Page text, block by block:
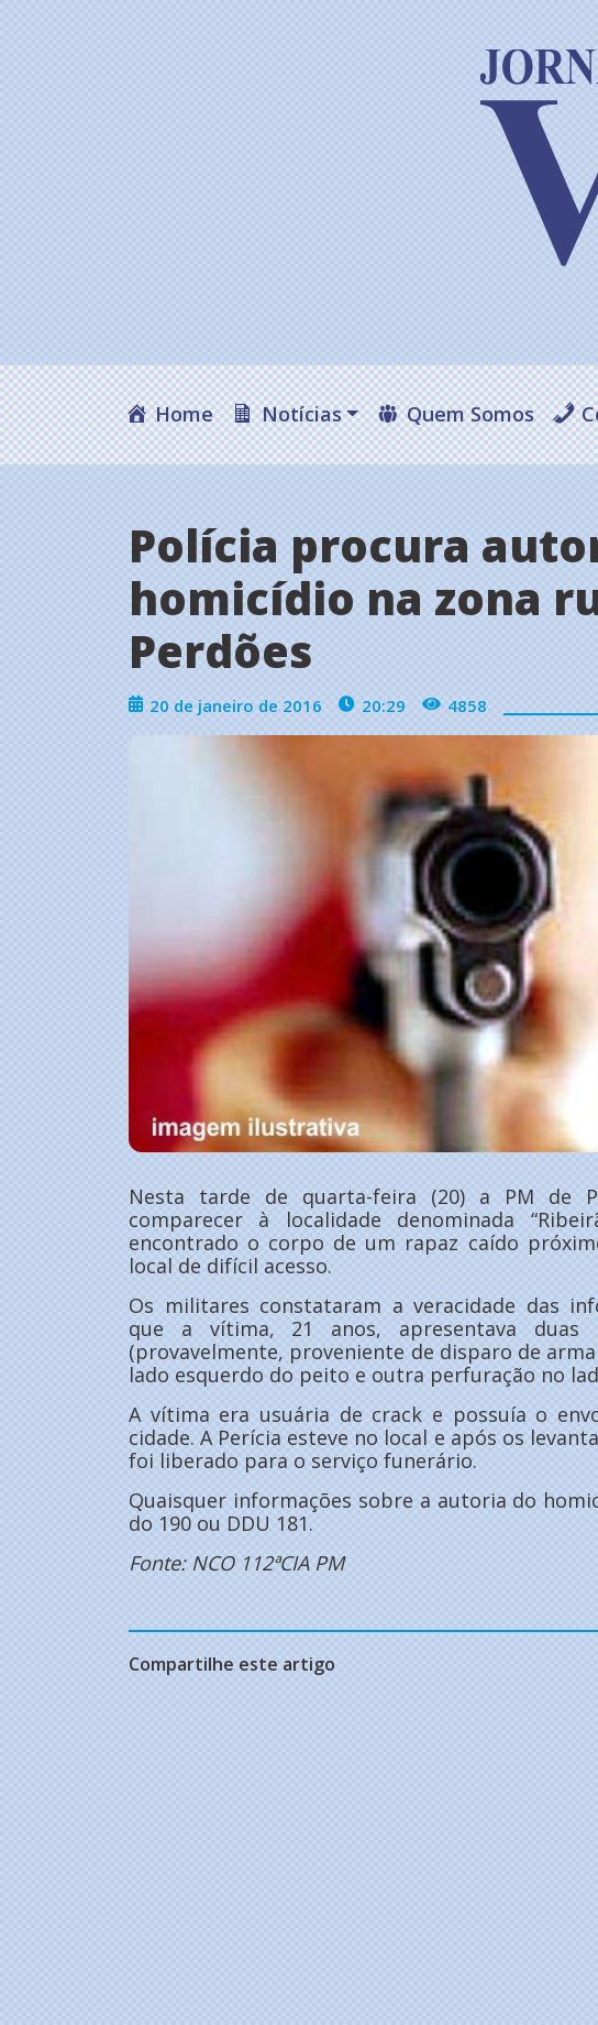
Home Notícias Quem Somos
Polícia procura
homicídio na zona
Perdões
20 de janeiro de 2016 20:29 4858
Nesta tarde de quarta-feira (20) a PM de
comparecer à localidade denominada
encontrado o corpo de um rapaz caído
local de difícil acesso.
Os militares constataram a veracidade das
que a vítima, 21 anos, apresentava duas
(provavelmente, proveniente de disparo de
lado esquerdo do peito e outra perfuração no
A vítima era usuária de crack e possuía o
cidade. A Perícia esteve no local e após os
foi liberado para o serviço funerário.
Quaisquer informações sobre a autoria do
do 190 ou DDU 181.
Fonte: NCO 112ªCIA PM
Compartilhe este artigo